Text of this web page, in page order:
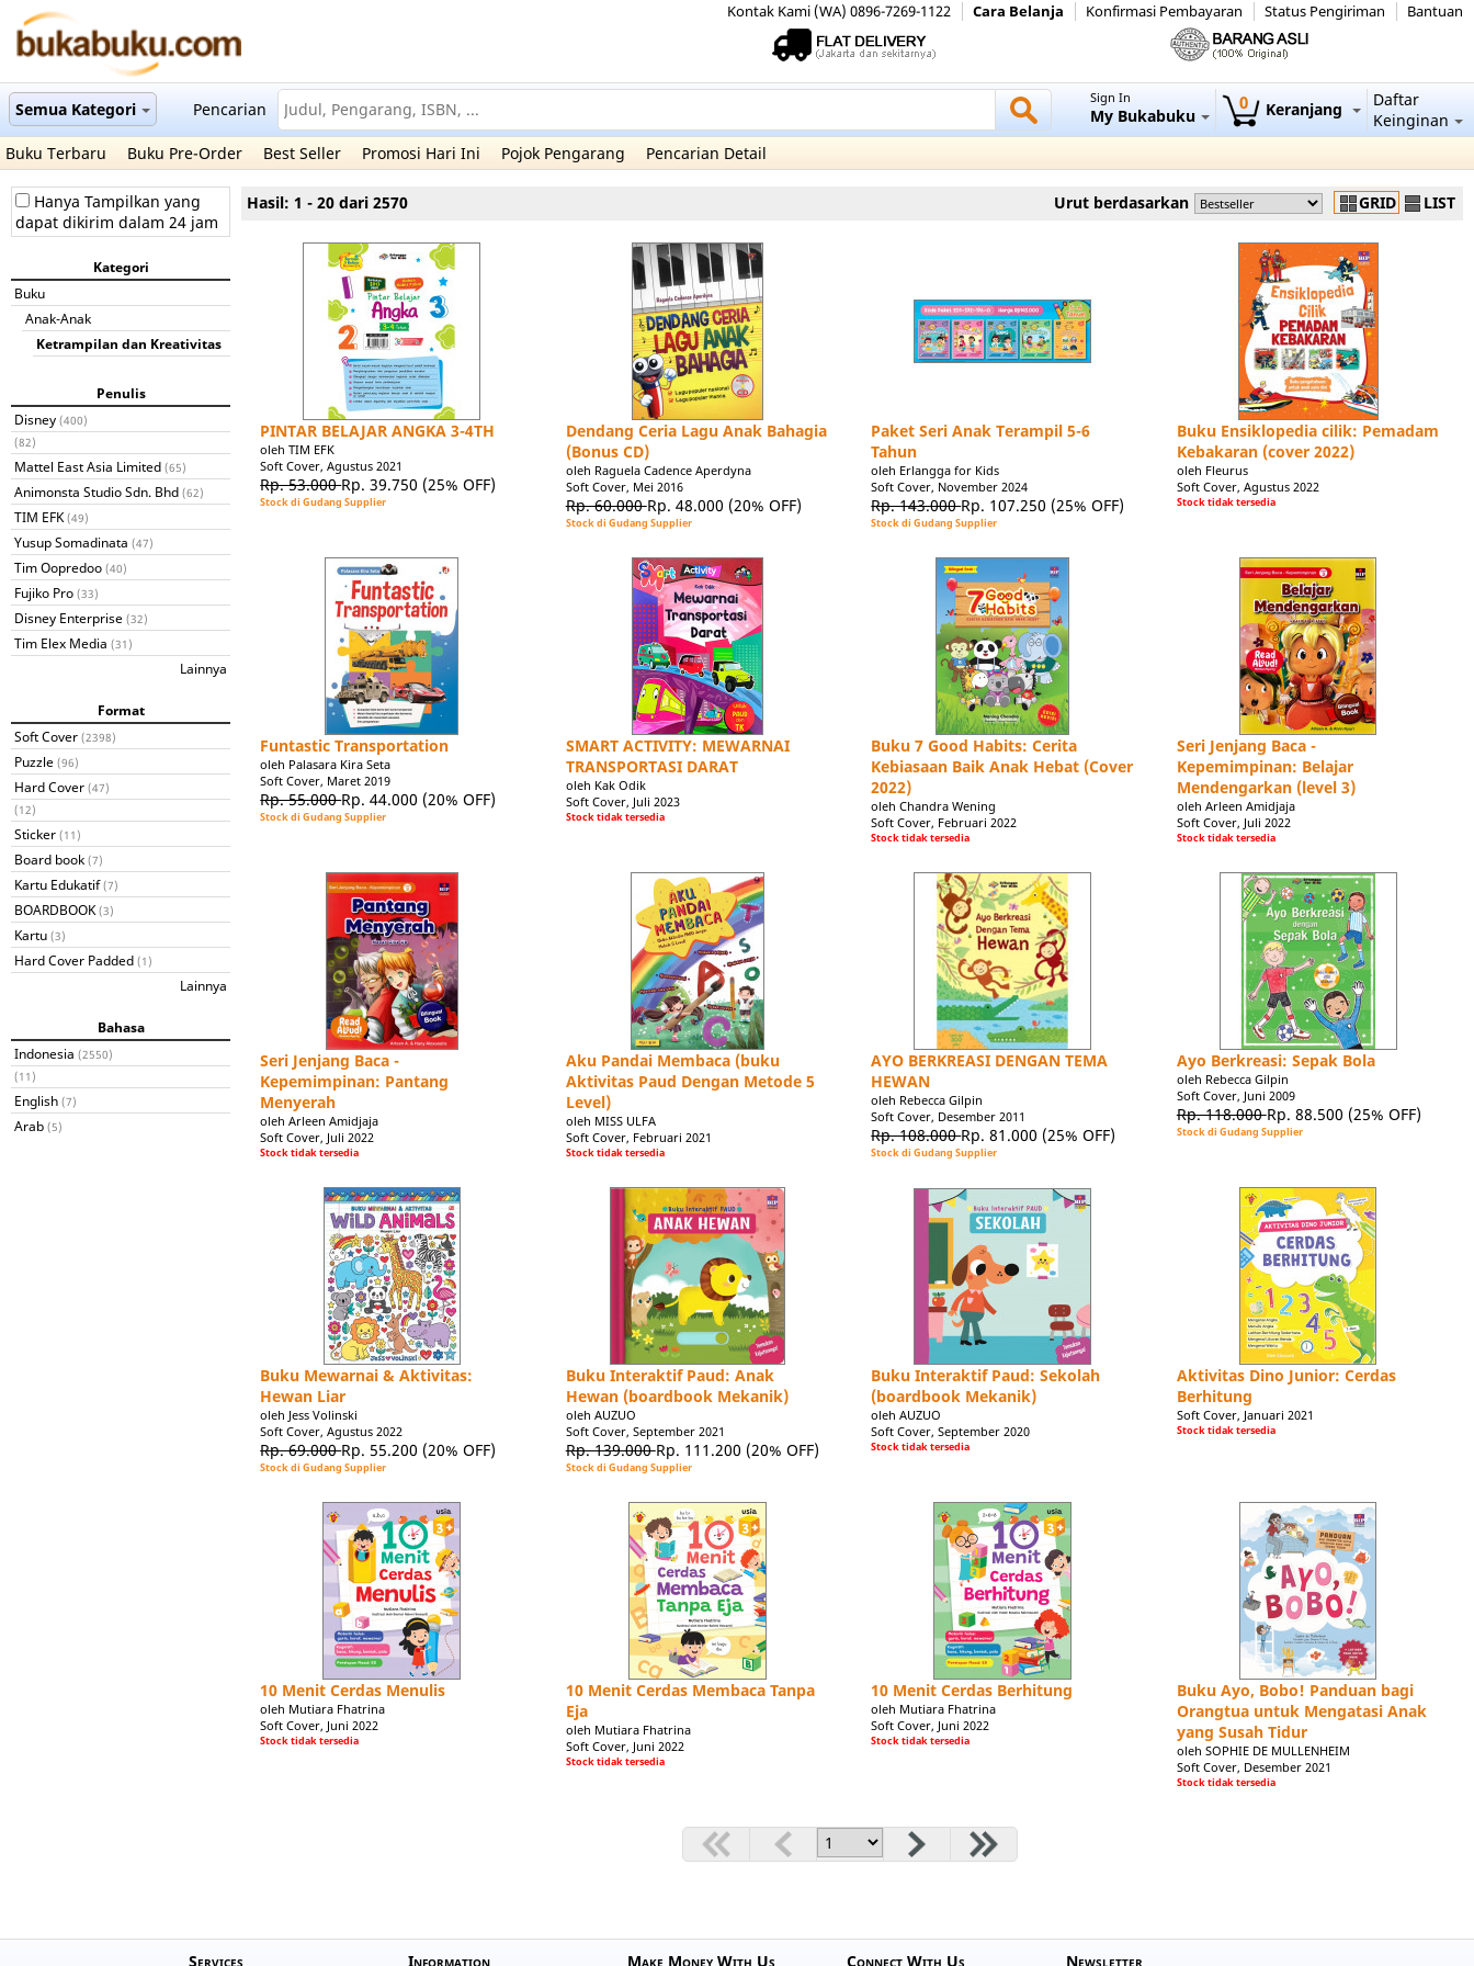
Kontak Kami (WA) 0896-7269-1122 Cara Belanja Konfirmasi Pembayaran Status Pengiriman Bantuan
Semua Kategori
Daftar
Keinginan
Pencarian 0 Keranjang
Sign In
My Bukabuku
Buku Terbaru
Buku Pre-Order Best Seller Promosi Hari Ini Pojok Pengarang Pencarian Detail
Hanya Tampilkan yang
dapat dikirim dalam 24 jam
Kategori
Buku
Anak-Anak
Ketrampilan dan Kreativitas
Penulis
Disney (400)
(82)
Mattel East Asia Limited (65)
Animonsta Studio Sdn. Bhd (62)
TIM EFK (49)
Yusup Somadinata (47)
Tim Oopredoo (40)
Fujiko Pro (33)
Disney Enterprise (32)
Tim Elex Media (31)
Lainnya
Format
Soft Cover (2398)
Puzzle (96)
Hard Cover (47)
(12)
Sticker (11)
Board book (7)
Kartu Edukatif (7)
BOARDBOOK (3)
Kartu (3)
Hard Cover Padded (1)
Lainnya
Bahasa
Indonesia (2550)
(11)
English (7)
Arab (5)
Hasil: 1 - 20 dari 2570 GRID LIST
Urut berdasarkan
PINTAR BELAJAR ANGKA 3-4TH
oleh TIM EFK
Soft Cover, Agustus 2021
Rp. 53.000Rp. 39.750 (25% OFF)
Stock di Gudang Supplier
Dendang Ceria Lagu Anak Bahagia
(Bonus CD)
oleh Raguela Cadence Aperdyna
Soft Cover, Mei 2016
Rp. 60.000Rp. 48.000 (20% OFF)
Stock di Gudang Supplier
Paket Seri Anak Terampil 5-6
Tahun
oleh Erlangga for Kids
Soft Cover, November 2024
Rp. 143.000Rp. 107.250 (25% OFF)
Stock di Gudang Supplier
Buku Ensiklopedia cilik: Pemadam
Kebakaran (cover 2022)
oleh Fleurus
Soft Cover, Agustus 2022
Stock tidak tersedia
Funtastic Transportation
oleh Palasara Kira Seta
Soft Cover, Maret 2019
Rp. 55.000Rp. 44.000 (20% OFF)
Stock di Gudang Supplier
SMART ACTIVITY: MEWARNAI
TRANSPORTASI DARAT
oleh Kak Odik
Soft Cover, Juli 2023
Stock tidak tersedia
Buku 7 Good Habits: Cerita
Kebiasaan Baik Anak Hebat (Cover
2022)
oleh Chandra Wening
Soft Cover, Februari 2022
Stock tidak tersedia
Seri Jenjang Baca -
Kepemimpinan: Belajar
Mendengarkan (level 3)
oleh Arleen Amidjaja
Soft Cover, Juli 2022
Stock tidak tersedia
Seri Jenjang Baca -
Kepemimpinan: Pantang
Menyerah
oleh Arleen Amidjaja
Soft Cover, Juli 2022
Stock tidak tersedia
Aku Pandai Membaca (buku
Aktivitas Paud Dengan Metode 5
Level)
oleh MISS ULFA
Soft Cover, Februari 2021
Stock tidak tersedia
AYO BERKREASI DENGAN TEMA
HEWAN
oleh Rebecca Gilpin
Soft Cover, Desember 2011
Rp. 108.000Rp. 81.000 (25% OFF)
Stock di Gudang Supplier
Ayo Berkreasi: Sepak Bola
oleh Rebecca Gilpin
Soft Cover, Juni 2009
Rp. 118.000Rp. 88.500 (25% OFF)
Stock di Gudang Supplier
Buku Mewarnai & Aktivitas:
Hewan Liar
oleh Jess Volinski
Soft Cover, Agustus 2022
Rp. 69.000Rp. 55.200 (20% OFF)
Stock di Gudang Supplier
Buku Interaktif Paud: Anak
Hewan (boardbook Mekanik)
oleh AUZUO
Soft Cover, September 2021
Rp. 139.000Rp. 111.200 (20% OFF)
Stock di Gudang Supplier
Buku Interaktif Paud: Sekolah
(boardbook Mekanik)
oleh AUZUO
Soft Cover, September 2020
Stock tidak tersedia
Aktivitas Dino Junior: Cerdas
Berhitung
Soft Cover, Januari 2021
Stock tidak tersedia
10 Menit Cerdas Menulis
oleh Mutiara Fhatrina
Soft Cover, Juni 2022
Stock tidak tersedia
10 Menit Cerdas Membaca Tanpa
Eja
oleh Mutiara Fhatrina
Soft Cover, Juni 2022
Stock tidak tersedia
10 Menit Cerdas Berhitung
oleh Mutiara Fhatrina
Soft Cover, Juni 2022
Stock tidak tersedia
Buku Ayo, Bobo! Panduan bagi
Orangtua untuk Mengatasi Anak
yang Susah Tidur
oleh SOPHIE DE MULLENHEIM
Soft Cover, Desember 2021
Stock tidak tersedia
Services Information Make Money With Us Connect With Us Newsletter